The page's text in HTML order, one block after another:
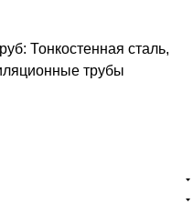
Тонкостенная сталь,
трубы